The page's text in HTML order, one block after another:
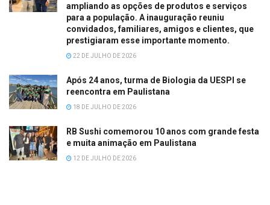
ampliando as opções de produtos e serviços
para a população. A inauguração reuniu
convidados, familiares, amigos e clientes, que
prestigiaram esse importante momento.
22 DE JULHO DE 2026
Após 24 anos, turma de Biologia da UESPI se
reencontra em Paulistana
18 DE JULHO DE 2026
RB Sushi comemorou 10 anos com grande festa
e muita animação em Paulistana
12 DE JULHO DE 2026